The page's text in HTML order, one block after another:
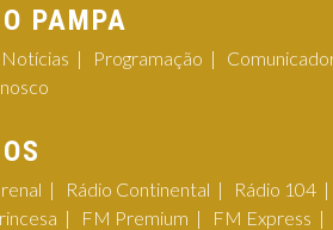
PAMPA
Programação
Rádio Continental Rádio 104
FM Premium FM Express